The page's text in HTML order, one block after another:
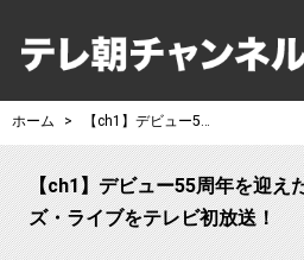
ホーム 【ch1】デビュー55周年を迎えた布施明の 恒例のジャズ・ライブをテレビ初放送！
【ch1】デビュー55周年を迎え
ズ・ライブをテレビ初放送！